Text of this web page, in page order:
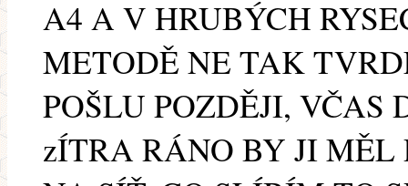
A4 A V HRUBÝCH
METODĚ NE TAK
POŠLU POZDĚJI, VČAS
zÍTRA RÁNO BY JI MĚL